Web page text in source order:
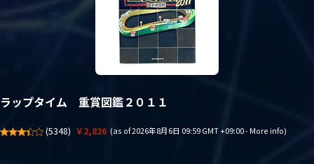
ラップタイム 重賞図鑑２０１１
(5348) ￥2,826 (as of 2026年8月6日 09:59 GMT +09:00 - More info)